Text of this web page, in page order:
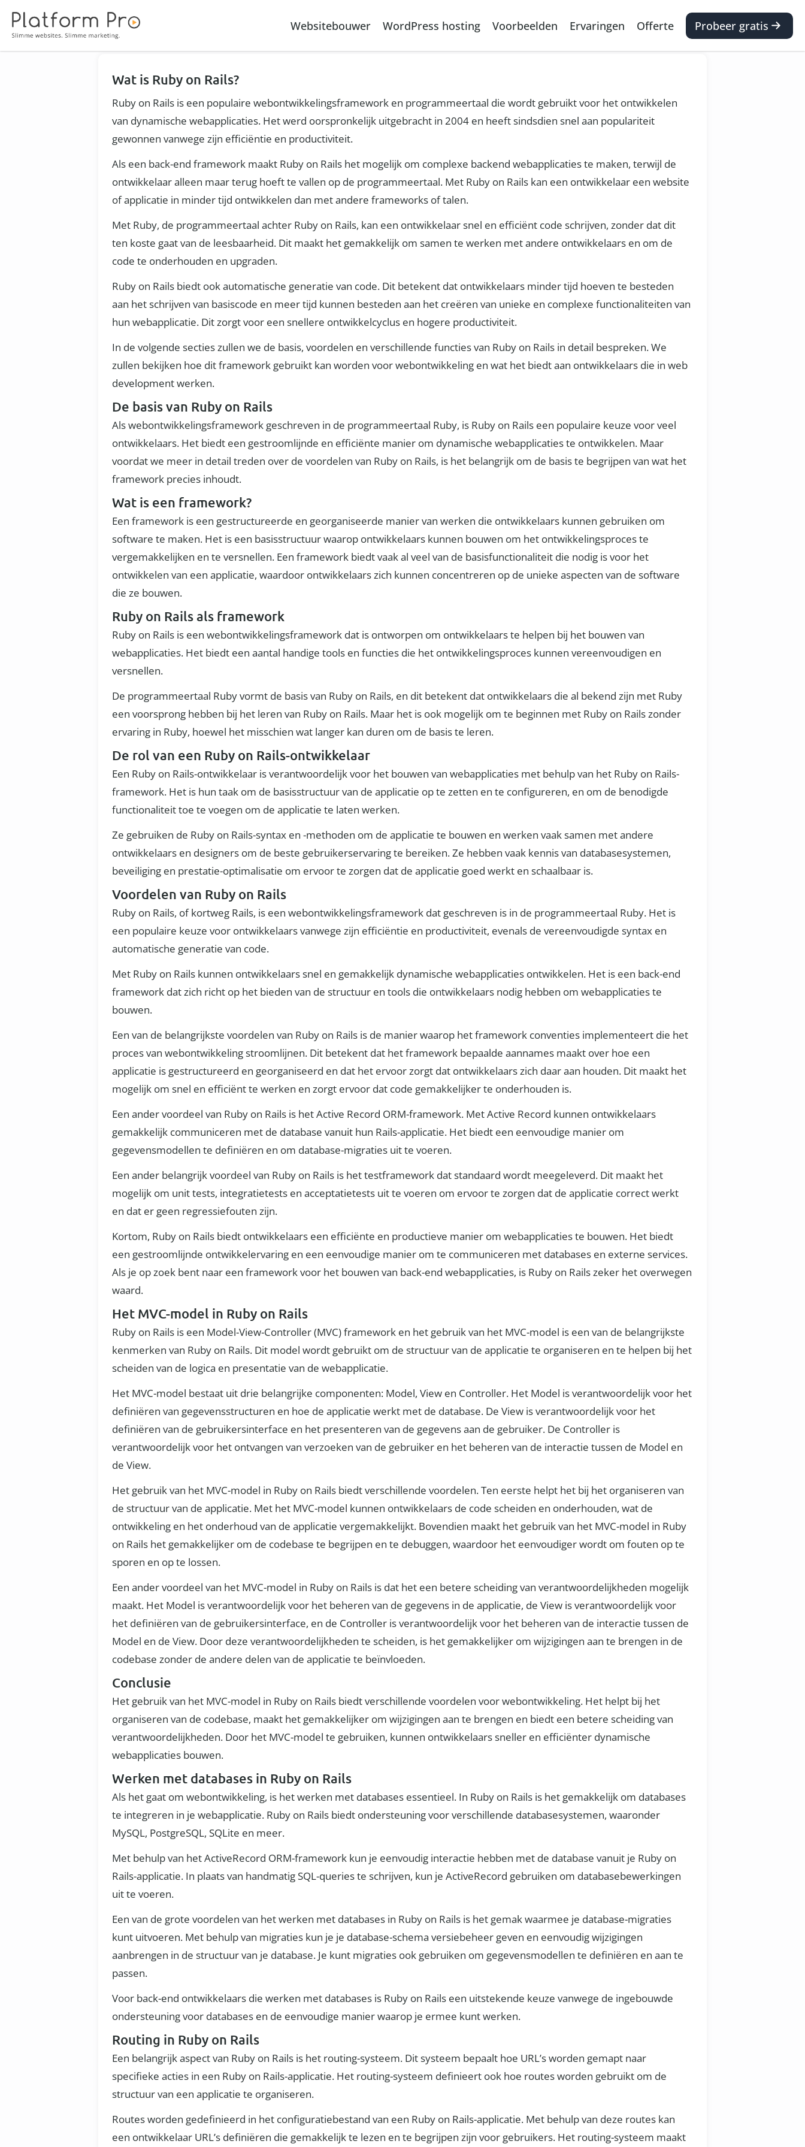
Websitebouwer WordPress hosting Voorbeelden Ervaringen Offerte Probeer gratis
Wat is Ruby on Rails?
Ruby on Rails is een populaire webontwikkelingsframework en programmeertaal die wordt gebruikt voor het ontwikkelen
van dynamische webapplicaties. Het werd oorspronkelijk uitgebracht in 2004 en heeft sindsdien snel aan populariteit
gewonnen vanwege zijn efficiëntie en productiviteit.
Als een back-end framework maakt Ruby on Rails het mogelijk om complexe backend webapplicaties te maken, terwijl de
ontwikkelaar alleen maar terug hoeft te vallen op de programmeertaal. Met Ruby on Rails kan een ontwikkelaar een website
of applicatie in minder tijd ontwikkelen dan met andere frameworks of talen.
Met Ruby, de programmeertaal achter Ruby on Rails, kan een ontwikkelaar snel en efficiënt code schrijven, zonder dat dit
ten koste gaat van de leesbaarheid. Dit maakt het gemakkelijk om samen te werken met andere ontwikkelaars en om de
code te onderhouden en upgraden.
Ruby on Rails biedt ook automatische generatie van code. Dit betekent dat ontwikkelaars minder tijd hoeven te besteden
aan het schrijven van basiscode en meer tijd kunnen besteden aan het creëren van unieke en complexe functionaliteiten van
hun webapplicatie. Dit zorgt voor een snellere ontwikkelcyclus en hogere productiviteit.
In de volgende secties zullen we de basis, voordelen en verschillende functies van Ruby on Rails in detail bespreken. We
zullen bekijken hoe dit framework gebruikt kan worden voor webontwikkeling en wat het biedt aan ontwikkelaars die in web
development werken.
De basis van Ruby on Rails
Als webontwikkelingsframework geschreven in de programmeertaal Ruby, is Ruby on Rails een populaire keuze voor veel
ontwikkelaars. Het biedt een gestroomlijnde en efficiënte manier om dynamische webapplicaties te ontwikkelen. Maar
voordat we meer in detail treden over de voordelen van Ruby on Rails, is het belangrijk om de basis te begrijpen van wat het
framework precies inhoudt.
Wat is een framework?
Een framework is een gestructureerde en georganiseerde manier van werken die ontwikkelaars kunnen gebruiken om
software te maken. Het is een basisstructuur waarop ontwikkelaars kunnen bouwen om het ontwikkelingsproces te
vergemakkelijken en te versnellen. Een framework biedt vaak al veel van de basisfunctionaliteit die nodig is voor het
ontwikkelen van een applicatie, waardoor ontwikkelaars zich kunnen concentreren op de unieke aspecten van de software
die ze bouwen.
Ruby on Rails als framework
Ruby on Rails is een webontwikkelingsframework dat is ontworpen om ontwikkelaars te helpen bij het bouwen van
webapplicaties. Het biedt een aantal handige tools en functies die het ontwikkelingsproces kunnen vereenvoudigen en
versnellen.
De programmeertaal Ruby vormt de basis van Ruby on Rails, en dit betekent dat ontwikkelaars die al bekend zijn met Ruby
een voorsprong hebben bij het leren van Ruby on Rails. Maar het is ook mogelijk om te beginnen met Ruby on Rails zonder
ervaring in Ruby, hoewel het misschien wat langer kan duren om de basis te leren.
De rol van een Ruby on Rails-ontwikkelaar
Een Ruby on Rails-ontwikkelaar is verantwoordelijk voor het bouwen van webapplicaties met behulp van het Ruby on Rails-
framework. Het is hun taak om de basisstructuur van de applicatie op te zetten en te configureren, en om de benodigde
functionaliteit toe te voegen om de applicatie te laten werken.
Ze gebruiken de Ruby on Rails-syntax en -methoden om de applicatie te bouwen en werken vaak samen met andere
ontwikkelaars en designers om de beste gebruikerservaring te bereiken. Ze hebben vaak kennis van databasesystemen,
beveiliging en prestatie-optimalisatie om ervoor te zorgen dat de applicatie goed werkt en schaalbaar is.
Voordelen van Ruby on Rails
Ruby on Rails, of kortweg Rails, is een webontwikkelingsframework dat geschreven is in de programmeertaal Ruby. Het is
een populaire keuze voor ontwikkelaars vanwege zijn efficiëntie en productiviteit, evenals de vereenvoudigde syntax en
automatische generatie van code.
Met Ruby on Rails kunnen ontwikkelaars snel en gemakkelijk dynamische webapplicaties ontwikkelen. Het is een back-end
framework dat zich richt op het bieden van de structuur en tools die ontwikkelaars nodig hebben om webapplicaties te
bouwen.
Een van de belangrijkste voordelen van Ruby on Rails is de manier waarop het framework conventies implementeert die het
proces van webontwikkeling stroomlijnen. Dit betekent dat het framework bepaalde aannames maakt over hoe een
applicatie is gestructureerd en georganiseerd en dat het ervoor zorgt dat ontwikkelaars zich daar aan houden. Dit maakt het
mogelijk om snel en efficiënt te werken en zorgt ervoor dat code gemakkelijker te onderhouden is.
Een ander voordeel van Ruby on Rails is het Active Record ORM-framework. Met Active Record kunnen ontwikkelaars
gemakkelijk communiceren met de database vanuit hun Rails-applicatie. Het biedt een eenvoudige manier om
gegevensmodellen te definiëren en om database-migraties uit te voeren.
Een ander belangrijk voordeel van Ruby on Rails is het testframework dat standaard wordt meegeleverd. Dit maakt het
mogelijk om unit tests, integratietests en acceptatietests uit te voeren om ervoor te zorgen dat de applicatie correct werkt
en dat er geen regressiefouten zijn.
Kortom, Ruby on Rails biedt ontwikkelaars een efficiënte en productieve manier om webapplicaties te bouwen. Het biedt
een gestroomlijnde ontwikkelervaring en een eenvoudige manier om te communiceren met databases en externe services.
Als je op zoek bent naar een framework voor het bouwen van back-end webapplicaties, is Ruby on Rails zeker het overwegen
waard.
Het MVC-model in Ruby on Rails
Ruby on Rails is een Model-View-Controller (MVC) framework en het gebruik van het MVC-model is een van de belangrijkste
kenmerken van Ruby on Rails. Dit model wordt gebruikt om de structuur van de applicatie te organiseren en te helpen bij het
scheiden van de logica en presentatie van de webapplicatie.
Het MVC-model bestaat uit drie belangrijke componenten: Model, View en Controller. Het Model is verantwoordelijk voor het
definiëren van gegevensstructuren en hoe de applicatie werkt met de database. De View is verantwoordelijk voor het
definiëren van de gebruikersinterface en het presenteren van de gegevens aan de gebruiker. De Controller is
verantwoordelijk voor het ontvangen van verzoeken van de gebruiker en het beheren van de interactie tussen de Model en
de View.
Het gebruik van het MVC-model in Ruby on Rails biedt verschillende voordelen. Ten eerste helpt het bij het organiseren van
de structuur van de applicatie. Met het MVC-model kunnen ontwikkelaars de code scheiden en onderhouden, wat de
ontwikkeling en het onderhoud van de applicatie vergemakkelijkt. Bovendien maakt het gebruik van het MVC-model in Ruby
on Rails het gemakkelijker om de codebase te begrijpen en te debuggen, waardoor het eenvoudiger wordt om fouten op te
sporen en op te lossen.
Een ander voordeel van het MVC-model in Ruby on Rails is dat het een betere scheiding van verantwoordelijkheden mogelijk
maakt. Het Model is verantwoordelijk voor het beheren van de gegevens in de applicatie, de View is verantwoordelijk voor
het definiëren van de gebruikersinterface, en de Controller is verantwoordelijk voor het beheren van de interactie tussen de
Model en de View. Door deze verantwoordelijkheden te scheiden, is het gemakkelijker om wijzigingen aan te brengen in de
codebase zonder de andere delen van de applicatie te beïnvloeden.
Conclusie
Het gebruik van het MVC-model in Ruby on Rails biedt verschillende voordelen voor webontwikkeling. Het helpt bij het
organiseren van de codebase, maakt het gemakkelijker om wijzigingen aan te brengen en biedt een betere scheiding van
verantwoordelijkheden. Door het MVC-model te gebruiken, kunnen ontwikkelaars sneller en efficiënter dynamische
webapplicaties bouwen.
Werken met databases in Ruby on Rails
Als het gaat om webontwikkeling, is het werken met databases essentieel. In Ruby on Rails is het gemakkelijk om databases
te integreren in je webapplicatie. Ruby on Rails biedt ondersteuning voor verschillende databasesystemen, waaronder
MySQL, PostgreSQL, SQLite en meer.
Met behulp van het ActiveRecord ORM-framework kun je eenvoudig interactie hebben met de database vanuit je Ruby on
Rails-applicatie. In plaats van handmatig SQL-queries te schrijven, kun je ActiveRecord gebruiken om databasebewerkingen
uit te voeren.
Een van de grote voordelen van het werken met databases in Ruby on Rails is het gemak waarmee je database-migraties
kunt uitvoeren. Met behulp van migraties kun je je database-schema versiebeheer geven en eenvoudig wijzigingen
aanbrengen in de structuur van je database. Je kunt migraties ook gebruiken om gegevensmodellen te definiëren en aan te
passen.
Voor back-end ontwikkelaars die werken met databases is Ruby on Rails een uitstekende keuze vanwege de ingebouwde
ondersteuning voor databases en de eenvoudige manier waarop je ermee kunt werken.
Routing in Ruby on Rails
Een belangrijk aspect van Ruby on Rails is het routing-systeem. Dit systeem bepaalt hoe URL’s worden gemapt naar
specifieke acties in een Ruby on Rails-applicatie. Het routing-systeem definieert ook hoe routes worden gebruikt om de
structuur van een applicatie te organiseren.
Routes worden gedefinieerd in het configuratiebestand van een Ruby on Rails-applicatie. Met behulp van deze routes kan
een ontwikkelaar URL’s definiëren die gemakkelijk te lezen en te begrijpen zijn voor gebruikers. Het routing-systeem maakt